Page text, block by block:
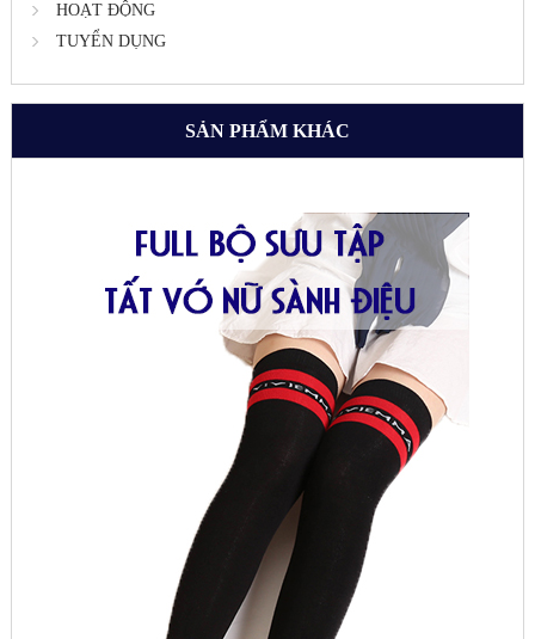
HOẠT ĐỘNG
TUYỂN DỤNG
SẢN PHẨM KHÁC